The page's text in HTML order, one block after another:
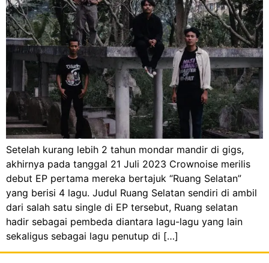
Setelah kurang lebih 2 tahun mondar mandir di gigs,
akhirnya pada tanggal 21 Juli 2023 Crownoise merilis
debut EP pertama mereka bertajuk “Ruang Selatan”
yang berisi 4 lagu. Judul Ruang Selatan sendiri di ambil
dari salah satu single di EP tersebut, Ruang selatan
hadir sebagai pembeda diantara lagu-lagu yang lain
sekaligus sebagai lagu penutup di […]